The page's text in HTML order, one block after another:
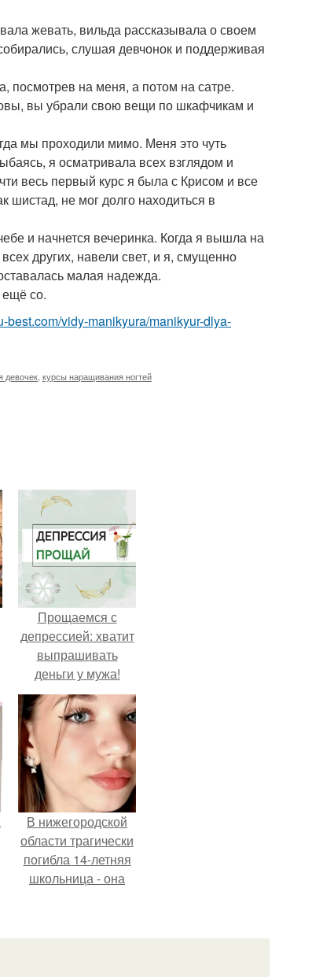
жевать, вильда рассказывала о своем
слушая девчонок и поддерживая
посмотрев на меня, а потом на сатре.
вы убрали свою вещи по шкафчикам и
мы проходили мимо. Меня это чуть
я осматривала всех взглядом и
весь первый курс я была с Крисом и все
шистад, не мог долго находиться в
и начнется вечеринка. Когда я вышла на
других, навели свет, и я, смущенно
малая надежда.
ещё со.
best.com/vidy-manikyura/manikyur-dlya-
девочек курсы наращивания ногтей
Прощаемся с
депрессией: хватит
выпрашивать
деньги у мужа!
В нижегородской
области трагически
погибла 14-летняя
школьница - она
к контрольной по